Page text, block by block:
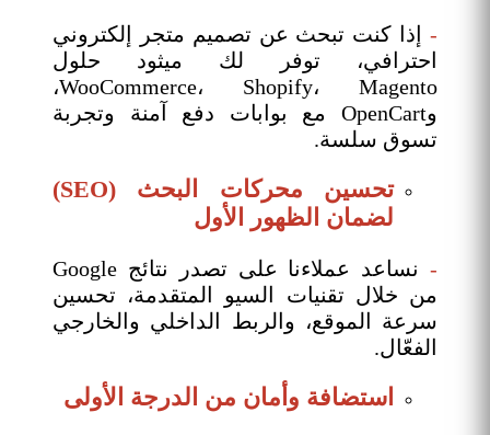
- إذا كنت تبحث عن تصميم متجر إلكتروني
احترافي، توفر لك ميثود حلول
WooCommerce، Shopify، Magento،
وOpenCart مع بوابات دفع آمنة وتجربة
تسوق سلسة.
تحسين محركات البحث (SEO)
لضمان الظهور الأول
-
نساعد عملاءنا على تصدر نتائج Google
من خلال تقنيات السيو المتقدمة، تحسين
سرعة الموقع، والربط الداخلي والخارجي
الفعّال.
استضافة وأمان من الدرجة الأولى